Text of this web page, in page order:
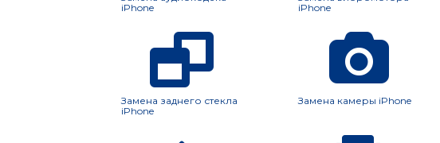
iPhone
iPhone
Замена заднего стекла
iPhone
Замена камеры iPhone